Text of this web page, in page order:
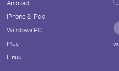
Android
iPhone & iPad
Windows PC
Mac
Linux
©